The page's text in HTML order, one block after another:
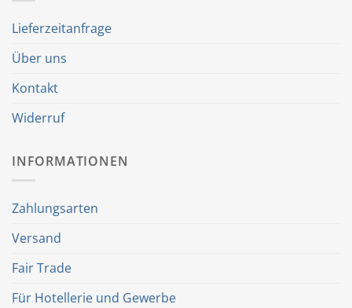
Lieferzeitanfrage
Über uns
Kontakt
Widerruf
INFORMATIONEN
Zahlungsarten
Versand
Fair Trade
Für Hotellerie und Gewerbe